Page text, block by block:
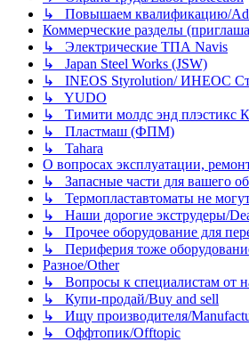
↳ Повышаем квалификацию/
Коммерческие разделы
↳ Электрические ТПА Navis
↳ Japan Steel Works (JSW)
↳ INEOS Styrolution/ ИНЕОС
↳ YUDO
↳ Тимити молдс энд плэстикс
↳ Пластмаш (ФПМ)
↳ Tahara
О вопросах эксплуатации,
↳ Запасные части для вашего
↳ Термопластавтоматы не
↳ Наши дорогие экструдеры/
↳ Прочее оборудование для
↳ Периферия тоже
Разное/Other
↳ Вопросы к специалистам от
↳ Купи-продай/Buy and sell
↳ Ищу производителя/
↳ Оффтопик/Offtopic